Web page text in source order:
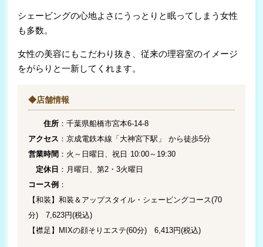
シェービングの心地よさにうっとりと眠ってしまう女性
も多数。
女性の美容にもこだわり抜き、従来の理容室のイメージ
をがらりと一新してくれます。
◆店舗情報
住所 ：千葉県船橋市宮本6-14-8
アクセス ：京成電鉄本線「大神宮下駅」 から徒歩5分
営業時間 ：火～日曜日、祝日 10:00～19:30
定休日 ：月曜日、第2・3火曜日
コース例 ：
【和装】和装＆アップスタイル・シェービングコース(70
分) 7,623円(税込)
【襟足】MIXの顔そりエステ(60分) 6,413円(税込)